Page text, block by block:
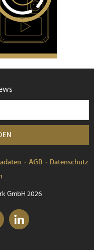
AGB
Datenschutz
GmbH 2026